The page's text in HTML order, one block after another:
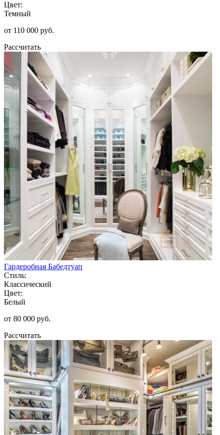
Цвет:
Темный
от 110 000 руб.
Рассчитать
Гардеробная Бабедтуап
Стиль:
Классический
Цвет:
Белый
от 80 000 руб.
Рассчитать